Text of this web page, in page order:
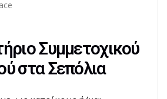
Συμμετοχικού
στα Σεπόλια